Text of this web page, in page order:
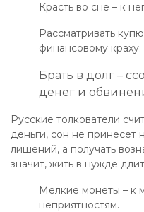
Красть во сне – к
Рассматривать
финансовому краху.
Брать в долг –
денег и
Русские толкователи
деньги, сон не принесет
лишений, а получать
значит, жить в нужде
Мелкие монеты – к
неприятностям.